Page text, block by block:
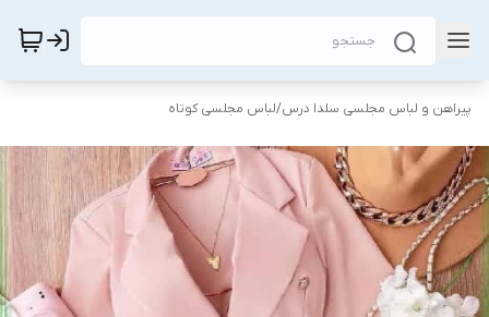
پیراهن و لباس مجلسی سلدا درس/لباس مجلسی کوتاه